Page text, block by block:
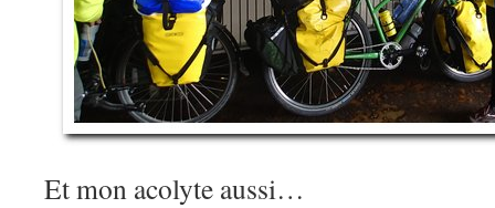
Et mon acolyte aussi…